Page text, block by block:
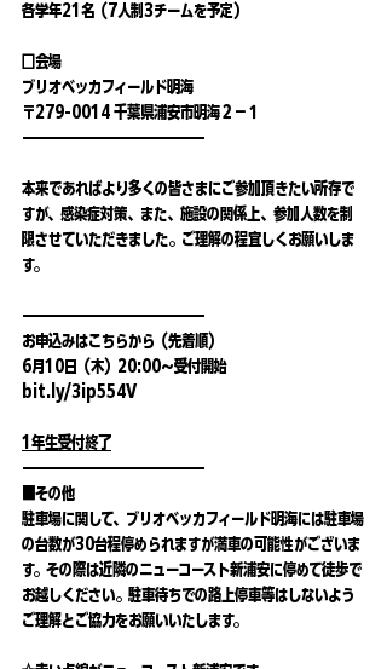
各学年21名（7人制3チームを予定）
□会場
ブリオベッカフィールド明海
〒279-0014 千葉県浦安市明海２−１
———————————————
本来であればより多くの皆さまにご参加頂きたい所存で
すが、感染症対策、また、施設の関係上、参加人数を制
限させていただきました。ご理解の程宜しくお願いしま
す。
———————————————
お申込みはこちらから（先着順）
6月10日（木）20:00〜受付開始
bit.ly/3ip554V
1年生受付終了
———————————————
■その他
駐車場に関して、ブリオベッカフィールド明海には駐車場
の台数が30台程停められますが満車の可能性がございま
す。その際は近隣のニューコースト新浦安に停めて徒歩で
お越しください。駐車待ちでの路上停車等はしないよう
ご理解とご協力をお願いいたします。